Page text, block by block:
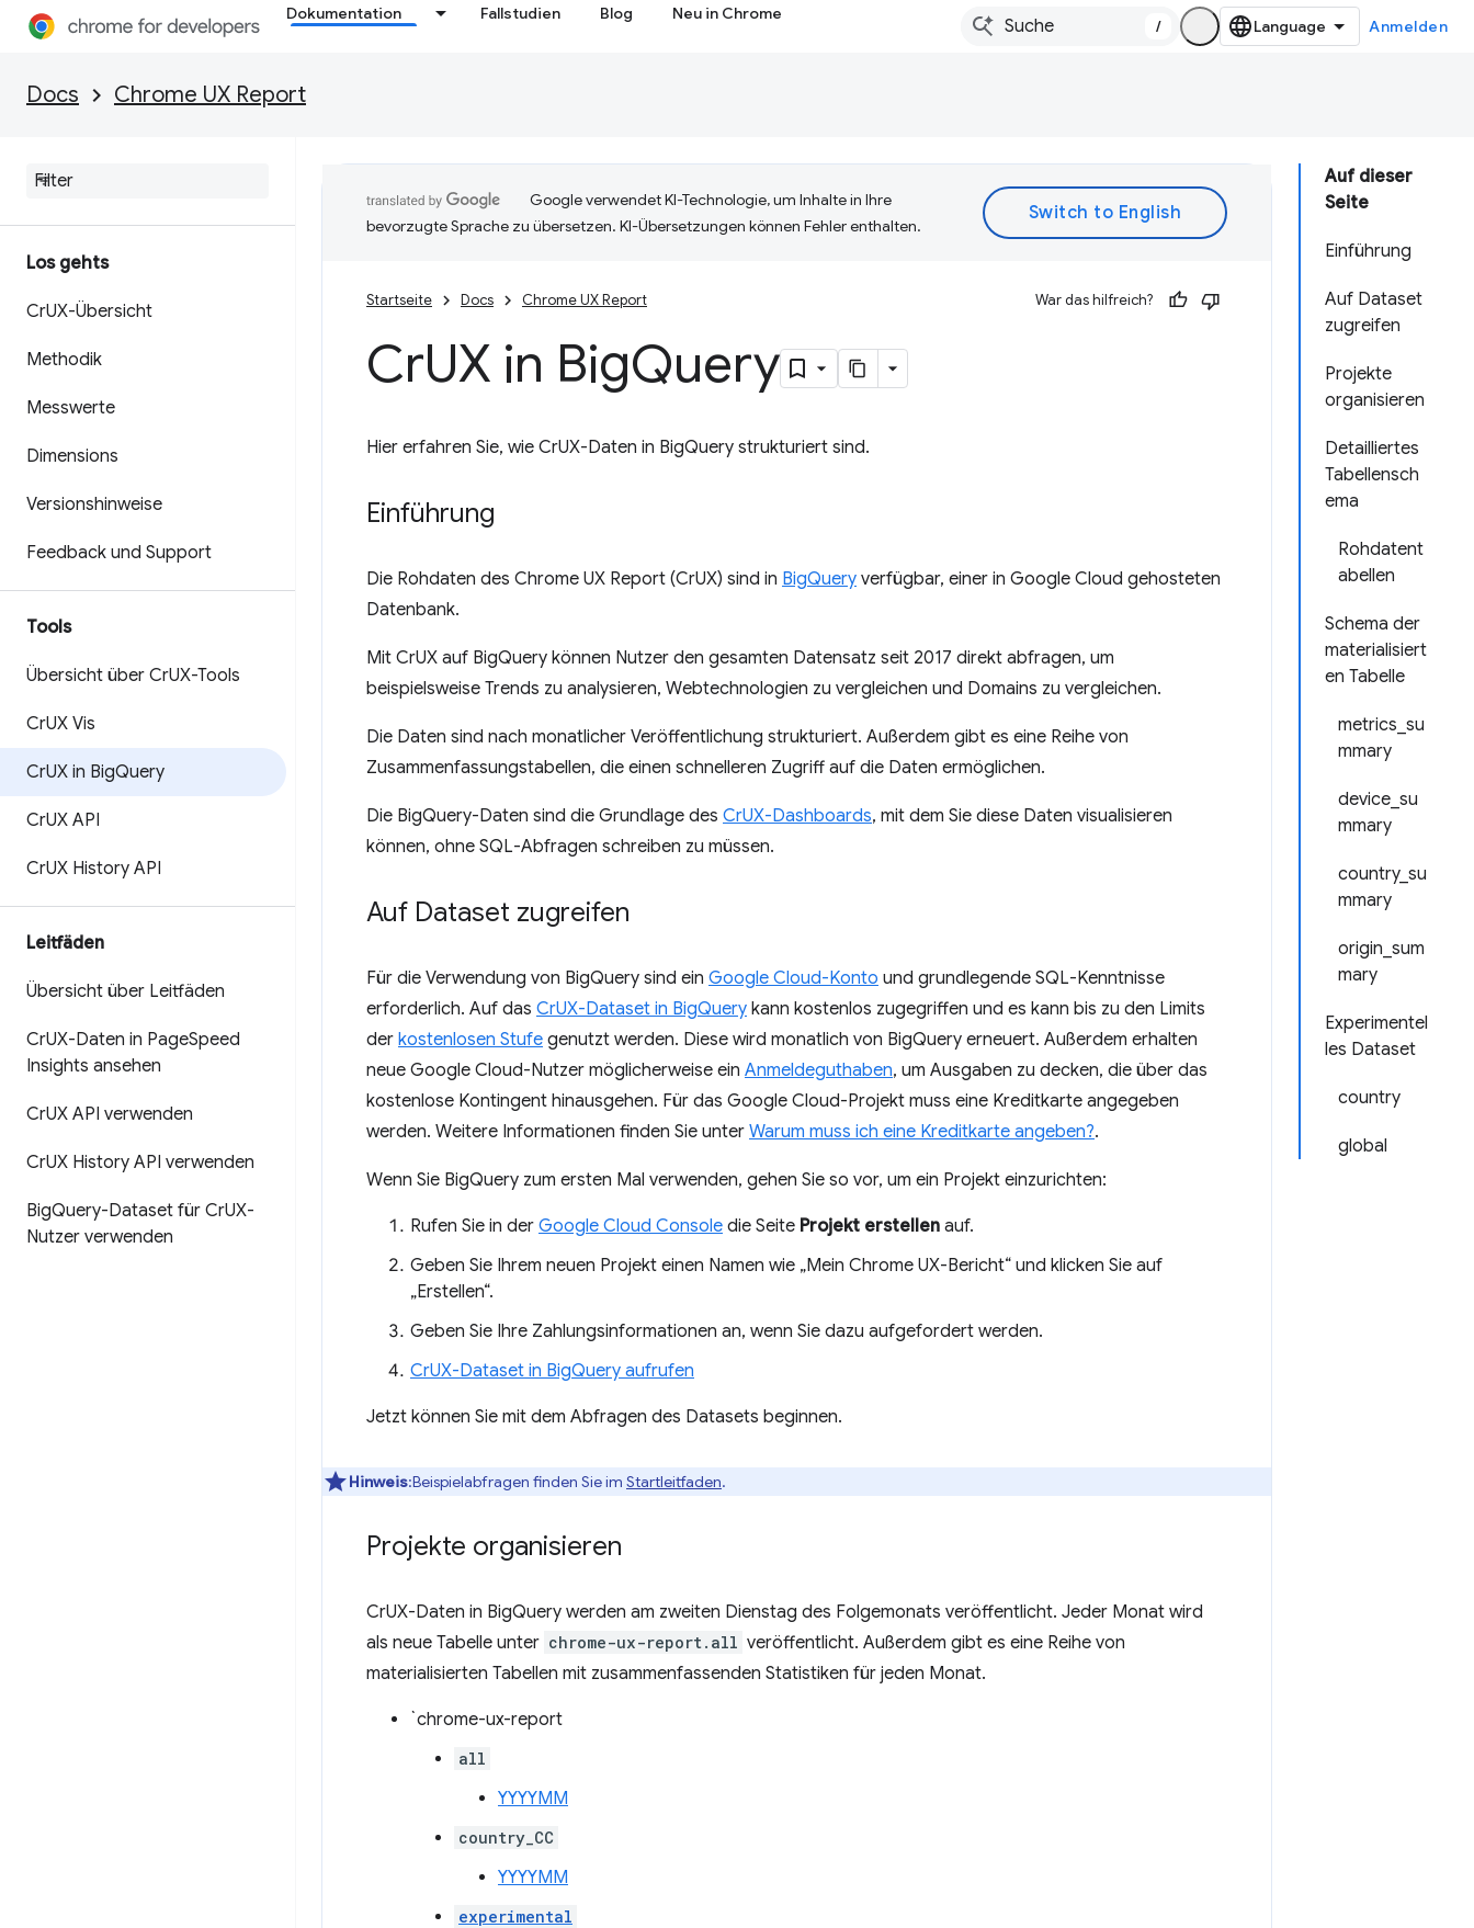
Dokumentation Fallstudien Blog Neu in Chrome
/ Anmelden
Docs Chrome UX Report
Los gehts
CrUX-Übersicht
Methodik
Messwerte
Dimensions
Versionshinweise
Feedback und Support
Tools
Übersicht über CrUX-Tools
CrUX Vis
CrUX in BigQuery
CrUX API
CrUX History API
Leitfäden
Übersicht über Leitfäden
CrUX-Daten in PageSpeed
Insights ansehen
CrUX API verwenden
CrUX History API verwenden
BigQuery-Dataset für CrUX-
Nutzer verwenden
Auf dieser
Seite
Einführung
Auf Dataset
zugreifen
Projekte
organisieren
Detailliertes
Tabellensch
ema
Rohdatent
abellen
Schema der
materialisiert
en Tabelle
metrics_su
mmary
device_su
mmary
country_su
mmary
origin_sum
mary
Experimentel
les Dataset
country
global
Google verwendet KI-Technologie, um Inhalte in Ihre
bevorzugte Sprache zu übersetzen. KI-Übersetzungen können Fehler enthalten.
Startseite Docs Chrome UX Report War das hilfreich?
CrUX in BigQuery
Hier erfahren Sie, wie CrUX-Daten in BigQuery strukturiert sind.
Einführung
Die Rohdaten des Chrome UX Report (CrUX) sind in BigQuery verfügbar, einer in Google Cloud gehosteten
Datenbank.
Mit CrUX auf BigQuery können Nutzer den gesamten Datensatz seit 2017 direkt abfragen, um
beispielsweise Trends zu analysieren, Webtechnologien zu vergleichen und Domains zu vergleichen.
Die Daten sind nach monatlicher Veröffentlichung strukturiert. Außerdem gibt es eine Reihe von
Zusammenfassungstabellen, die einen schnelleren Zugriff auf die Daten ermöglichen.
Die BigQuery-Daten sind die Grundlage des CrUX-Dashboards, mit dem Sie diese Daten visualisieren
können, ohne SQL-Abfragen schreiben zu müssen.
Auf Dataset zugreifen
Für die Verwendung von BigQuery sind ein Google Cloud-Konto und grundlegende SQL-Kenntnisse
erforderlich. Auf das CrUX-Dataset in BigQuery kann kostenlos zugegriffen und es kann bis zu den Limits
der kostenlosen Stufe genutzt werden. Diese wird monatlich von BigQuery erneuert. Außerdem erhalten
neue Google Cloud-Nutzer möglicherweise ein Anmeldeguthaben, um Ausgaben zu decken, die über das
kostenlose Kontingent hinausgehen. Für das Google Cloud-Projekt muss eine Kreditkarte angegeben
werden. Weitere Informationen finden Sie unter Warum muss ich eine Kreditkarte angeben?.
Wenn Sie BigQuery zum ersten Mal verwenden, gehen Sie so vor, um ein Projekt einzurichten:
Rufen Sie in der Google Cloud Console die Seite Projekt erstellen auf.
Geben Sie Ihrem neuen Projekt einen Namen wie „Mein Chrome UX-Bericht“ und klicken Sie auf
„Erstellen“.
Geben Sie Ihre Zahlungsinformationen an, wenn Sie dazu aufgefordert werden.
CrUX-Dataset in BigQuery aufrufen
Jetzt können Sie mit dem Abfragen des Datasets beginnen.
Hinweis:Beispielabfragen finden Sie im Startleitfaden.
Projekte organisieren
CrUX-Daten in BigQuery werden am zweiten Dienstag des Folgemonats veröffentlicht. Jeder Monat wird
als neue Tabelle unter chrome-ux-report.all veröffentlicht. Außerdem gibt es eine Reihe von
materialisierten Tabellen mit zusammenfassenden Statistiken für jeden Monat.
`chrome-ux-report
all
YYYYMM
country_CC
YYYYMM
experimental